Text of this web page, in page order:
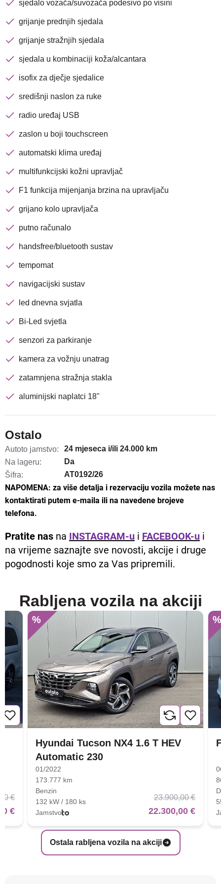
sjedalo vozača/suvozača podesivo po visini
grijanje prednjih sjedala
grijanje stražnjih sjedala
sjedala u kombinaciji koža/alcantara
isofix za dječje sjedalice
središnji naslon za ruke
radio uređaj USB
zaslon u boji touchscreen
automatski klima uređaj
multifunkcijski kožni upravljač
F1 funkcija mijenjanja brzina na upravljaču
grijano kolo upravljača
putno računalo
handsfree/bluetooth sustav
tempomat
navigacijski sustav
led dnevna svjatla
Bi-Led svjetla
senzori za parkiranje
kamera za vožnju unatrag
zatamnjena stražnja stakla
aluminijski naplatci 18"
Ostalo
Autoto jamstvo:
24 mjeseca i/ili 24.000 km
Na lageru:
Da
Šifra:
AT0192/26
NAPOMENA: za više detalja i rezervaciju vozila možete nas
kontaktirati putem e-maila ili na navedene brojeve
telefona.
Pratite nas na INSTAGRAM-u i FACEBOOK-u i
na vrijeme saznajte sve novosti, akcije i druge
pogodnosti koje smo za Vas pripremili.
Rabljena vozila na akciji
Ostala rabljena vozila na akciji
€
€
%
Hyundai Tucson NX4 1.6 T HEV
Automatic 230
01/2022
173.777 km
Benzin
132 kW / 180 ks
Jamstvo
23.900,00 €
22.300,00 €
avenija 102, Resnik